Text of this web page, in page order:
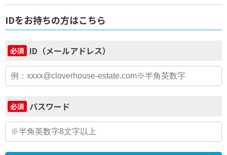
IDをお持ちの方はこちら
必須 ID（メールアドレス）
必須 パスワード